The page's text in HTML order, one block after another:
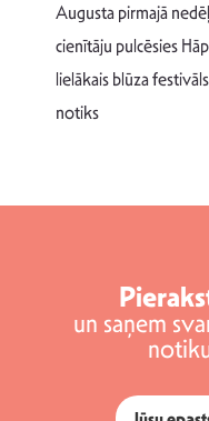
Augusta pirmajā
cienītāju pulcēsies
lielākais blūza
notiks
un saņem